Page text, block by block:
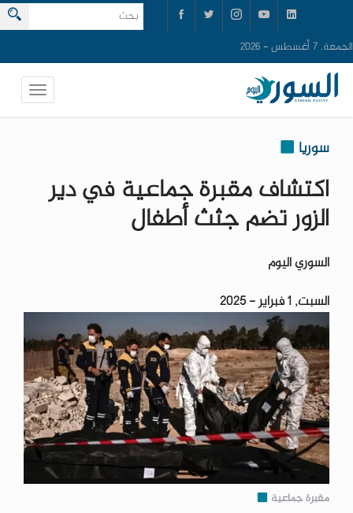
الجمعة, 7 أغسطس - 2026
سوريا
اكتشاف مقبرة جماعية في دير
الزور تضم جثث أطفال
السوري اليوم
السبت, 1 فبراير - 2025
مقبرة جماعية